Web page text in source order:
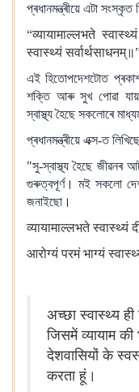
প্ৰধানমন্ত্ৰীয়ে এটা সংস্কৃত
“व्यायामाल्लभते
स्वास्थ्यं
এই হিতোপদেশটোত
শক্তি আৰু সুখ পোৱা
স্বাস্থ্য হৈছে সকলোৰে
প্ৰধানমন্ত্ৰীয়ে এক্স-ত
"সু-স্বাস্থ্য হৈছে জীৱনৰ
গুৰুত্বপূৰ্ণ। মই সকলো
জনাইছো।
व्यायामाल्लभते स्वास्थ्यं
आरोग्यं परमं भाग्यं
अच्छा स्वास्थ्य
जिसमें व्यायाम
देशवासियों के
करता हूं।